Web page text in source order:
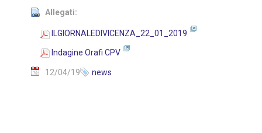
Allegati:
ILGIORNALEDIVICENZA_22_01_2019
Indagine Orafi CPV
12/04/19 news